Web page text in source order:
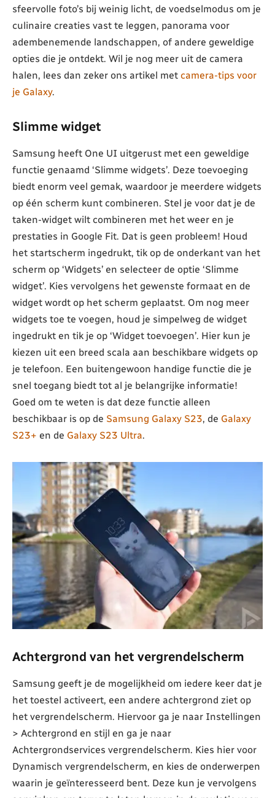
sfeervolle foto’s bij weinig licht, de voedselmodus om je
culinaire creaties vast te leggen, panorama voor
adembenemende landschappen, of andere geweldige
opties die je ontdekt. Wil je nog meer uit de camera
halen, lees dan zeker ons artikel met camera-tips voor
je Galaxy.
Slimme widget
Samsung heeft One UI uitgerust met een geweldige
functie genaamd ‘Slimme widgets’. Deze toevoeging
biedt enorm veel gemak, waardoor je meerdere widgets
op één scherm kunt combineren. Stel je voor dat je de
taken-widget wilt combineren met het weer en je
prestaties in Google Fit. Dat is geen probleem! Houd
het startscherm ingedrukt, tik op de onderkant van het
scherm op ‘Widgets’ en selecteer de optie ‘Slimme
widget’. Kies vervolgens het gewenste formaat en de
widget wordt op het scherm geplaatst. Om nog meer
widgets toe te voegen, houd je simpelweg de widget
ingedrukt en tik je op ‘Widget toevoegen’. Hier kun je
kiezen uit een breed scala aan beschikbare widgets op
je telefoon. Een buitengewoon handige functie die je
snel toegang biedt tot al je belangrijke informatie!
Goed om te weten is dat deze functie alleen
beschikbaar is op de Samsung Galaxy S23, de Galaxy
S23+ en de Galaxy S23 Ultra.
Achtergrond van het vergrendelscherm
Samsung geeft je de mogelijkheid om iedere keer dat je
het toestel activeert, een andere achtergrond ziet op
het vergrendelscherm. Hiervoor ga je naar Instellingen
> Achtergrond en stijl en ga je naar
Achtergrondservices vergrendelscherm. Kies hier voor
Dynamisch vergrendelscherm, en kies de onderwerpen
waarin je geïnteresseerd bent. Deze kun je vervolgens